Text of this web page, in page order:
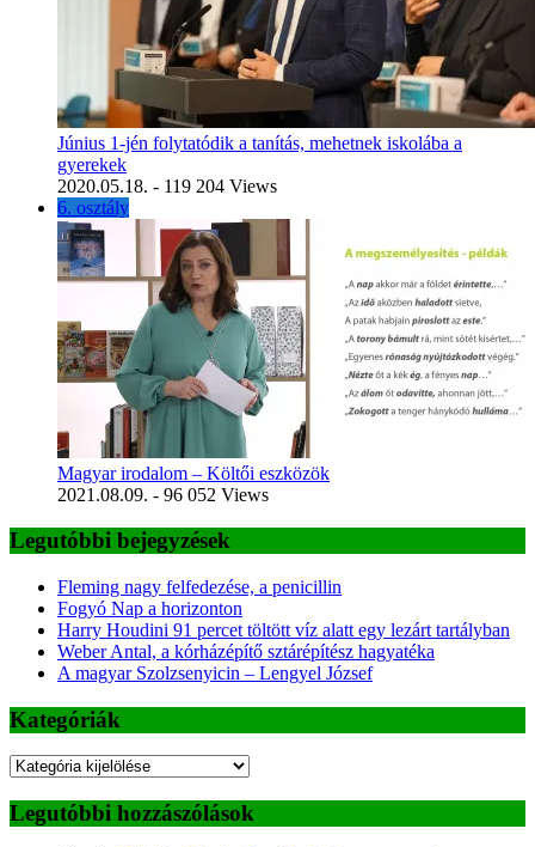
Június 1-jén folytatódik a tanítás, mehetnek iskolába a
gyerekek
2020.05.18. - 119 204 Views
6. osztály
Magyar irodalom – Költői eszközök
2021.08.09. - 96 052 Views
Legutóbbi bejegyzések
Fleming nagy felfedezése, a penicillin
Fogyó Nap a horizonton
Harry Houdini 91 percet töltött víz alatt egy lezárt tartályban
Weber Antal, a kórházépítő sztárépítész hagyatéka
A magyar Szolzsenyicin – Lengyel József
Kategóriák
Kategóriák
Legutóbbi hozzászólások